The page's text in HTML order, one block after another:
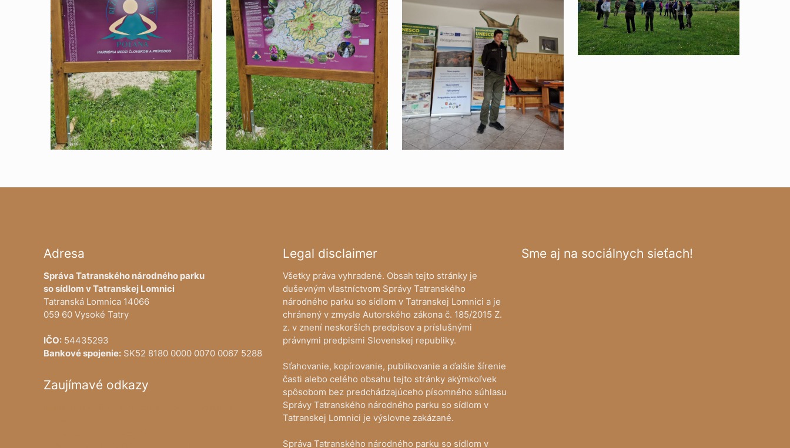
Adresa
Správa Tatranského národného parku
so sídlom v Tatranskej Lomnici
Tatranská Lomnica 14066
059 60 Vysoké Tatry
IČO: 54435293
Bankové spojenie: SK52 8180 0000 0070 0067 5288
Zaujímavé odkazy
Legal disclaimer
Všetky práva vyhradené. Obsah tejto stránky je
duševným vlastníctvom Správy Tatranského
národného parku so sídlom v Tatranskej Lomnici a je
chránený v zmysle Autorského zákona č. 185/2015 Z.
z. v znení neskorších predpisov a príslušnými
právnymi predpismi Slovenskej republiky.
Sťahovanie, kopírovanie, publikovanie a ďalšie šírenie
časti alebo celého obsahu tejto stránky akýmkoľvek
spôsobom bez predchádzajúceho písomného súhlasu
Správy Tatranského národného parku so sídlom v
Tatranskej Lomnici je výslovne zakázané.
Správa Tatranského národného parku so sídlom v
Sme aj na sociálnych sieťach!